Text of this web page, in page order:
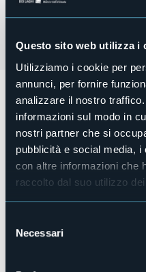
Questo sito web utilizza i
Utilizziamo i cookie per
annunci, per fornire
analizzare il nostro
informazioni sul modo in
nostri partner che si
pubblicità e social media, i
con altre informazioni che
raccolto dal suo utilizzo
delNecessari
Domenica 10 novembre
terrà il concertoIn...Canto
Concerto con la
Sette Torri.
Ingresso libero.
Organizzatore